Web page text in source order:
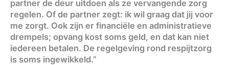
partner de deur uitdoen als ze vervangende zorg
regelen. Of de partner zegt: ik wil graag dat jij voor
me zorgt. Ook zijn er financiële en administratieve
drempels; opvang kost soms geld, en dat kan niet
iedereen betalen. De regelgeving rond respijtzorg
is soms ingewikkeld.”